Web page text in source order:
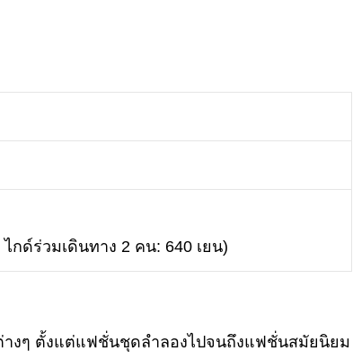
กด์ร่วมเดินทาง 2 คน: 640 เยน)
างๆ ตั้งแต่แฟชั่นชุดลำลองไปจนถึงแฟชั่นสมัยนิยม